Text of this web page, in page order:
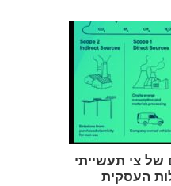
של צי תעשייתי
העסקית